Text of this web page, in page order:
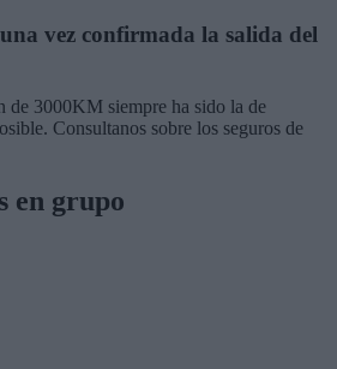
vez confirmada la salida del
de 3000KM siempre ha sido la de
Consultanos sobre los seguros de
en grupo